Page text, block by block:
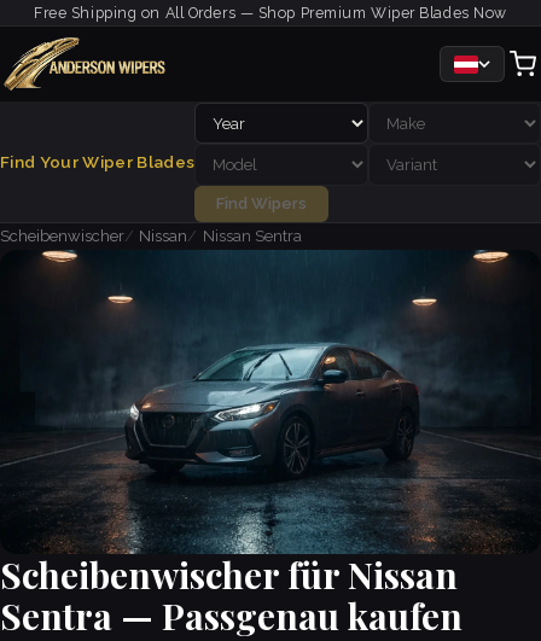
Free Shipping on All Orders — Shop Premium Wiper Blades Now
Find Your Wiper Blades
Find Wipers
Scheibenwischer
Nissan Nissan Sentra
Scheibenwischer für Nissan
Sentra — Passgenau kaufen